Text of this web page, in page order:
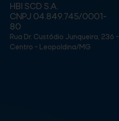
HBI SCD S.A.
CNPJ 04.849.745/0001-
80
Rua Dr. Custódio Junqueira, 236 -
Centro - Leopoldina/MG